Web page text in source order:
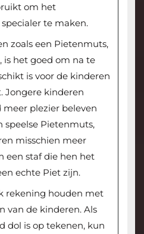
om het
te maken.
zoals een Pietenmuts,
is het goed om na te
is voor de kinderen
Jongere kinderen
plezier beleven
speelse Pietenmuts,
misschien meer
een staf die hen het
echte Piet zijn.
rekening houden met
van de kinderen. Als
dol is op tekenen, kun